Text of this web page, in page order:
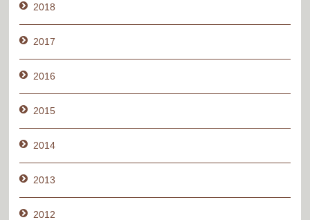
2018
2017
2016
2015
2014
2013
2012